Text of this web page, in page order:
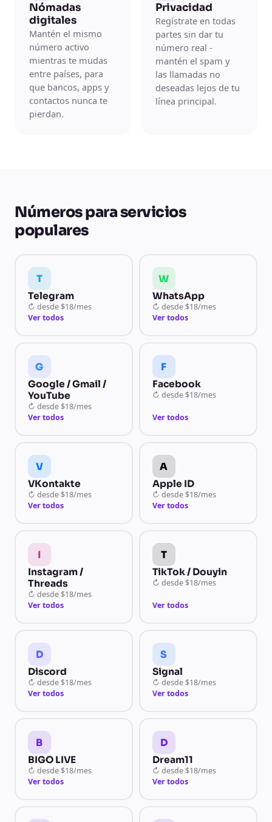
Nómadas
digitales
Mantén el mismo
número activo
mientras te mudas
entre países, para
que bancos, apps y
contactos nunca te
pierdan.
Privacidad
Regístrate en todas
partes sin dar tu
número real -
mantén el spam y
las llamadas no
deseadas lejos de tu
línea principal.
Números para servicios
populares
T
Telegram
↻ desde $18/mes
Ver todos
W
WhatsApp
↻ desde $18/mes
Ver todos
G
Google / Gmail /
YouTube
↻ desde $18/mes
Ver todos
F
Facebook
↻ desde $18/mes
Ver todos
V
VKontakte
↻ desde $18/mes
Ver todos
A
Apple ID
↻ desde $18/mes
Ver todos
I
Instagram /
Threads
↻ desde $18/mes
Ver todos
T
TikTok / Douyin
↻ desde $18/mes
Ver todos
D
Discord
↻ desde $18/mes
Ver todos
S
Signal
↻ desde $18/mes
Ver todos
B
BIGO LIVE
↻ desde $18/mes
Ver todos
D
Dream11
↻ desde $18/mes
Ver todos